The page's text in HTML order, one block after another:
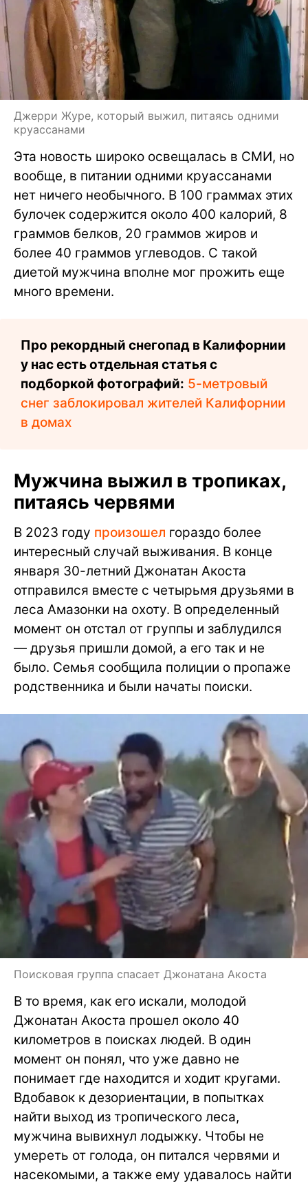
Джерри Журе, который выжил, питаясь одними
круассанами
Эта новость широко освещалась в СМИ, но
вообще, в питании одними круассанами
нет ничего необычного. В 100 граммах этих
булочек содержится около 400 калорий, 8
граммов белков, 20 граммов жиров и
более 40 граммов углеводов. С такой
диетой мужчина вполне мог прожить еще
много времени.
Про рекордный снегопад в Калифорнии
у нас есть отдельная статья с
подборкой фотографий: 5-метровый
снег заблокировал жителей Калифорнии
в домах
Мужчина выжил в тропиках,
питаясь червями
В 2023 году произошел гораздо более
интересный случай выживания. В конце
января 30-летний Джонатан Акоста
отправился вместе с четырьмя друзьями в
леса Амазонки на охоту. В определенный
момент он отстал от группы и заблудился
— друзья пришли домой, а его так и не
было. Семья сообщила полиции о пропаже
родственника и были начаты поиски.
Поисковая группа спасает Джонатана Акоста
В то время, как его искали, молодой
Джонатан Акоста прошел около 40
километров в поисках людей. В один
момент он понял, что уже давно не
понимает где находится и ходит кругами.
Вдобавок к дезориентации, в попытках
найти выход из тропического леса,
мужчина вывихнул лодыжку. Чтобы не
умереть от голода, он питался червями и
насекомыми, а также ему удавалось найти